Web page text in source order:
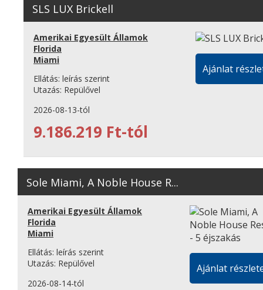
SLS LUX Brickell
Amerikai Egyesült Államok
Florida
Miami
Ellátás: leírás szerint
Utazás: Repülővel
2026-08-13-tól
9.186.219 Ft-tól
Ajánlat
Sole Miami, A Noble House R...
Amerikai Egyesült Államok
Florida
Miami
Ellátás: leírás szerint
Utazás: Repülővel
2026-08-14-tól
Ajánlat